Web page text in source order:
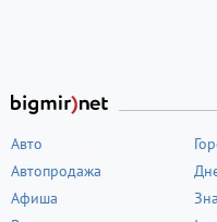
Авто
Автопродажа
Афиша